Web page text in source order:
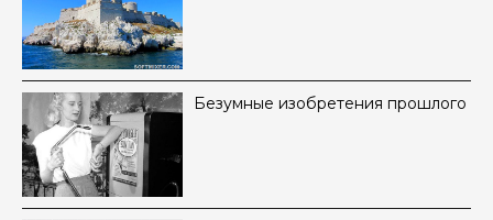
Безумные изобретения прошлого